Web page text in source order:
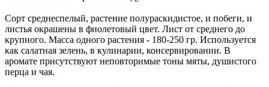
Сорт среднеспелый, растение полураскидистое, и побеги, и
листья окрашены в фиолетовый цвет. Лист от среднего до
крупного. Масса одного растения - 180-250 гр. Используется
как салатная зелень, в кулинарии, консервировании. В
аромате присутствуют неповторимые тоны мяты, душистого
перца и чая.